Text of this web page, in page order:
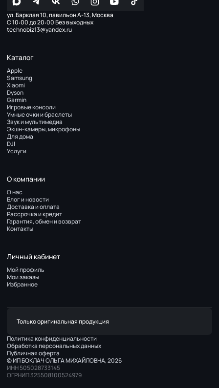
ул. Барклая 10, павильон А-13, Москва
С 10:00 до 20:00 Без выходных
technobiz13@yandex.ru
Каталог
Apple
Samsung
Xiaomi
Dyson
Garmin
Игровые консоли
Умные очки и браслеты
Звук и мультимедиа
Экшн-камеры, микрофоны
Для дома
DJI
Услуги
О компании
О нас
Блог и новости
Доставка и оплата
Рассрочка и кредит
Гарантия, обмен и возврат
Контакты
Личный кабинет
Мой профиль
Мои заказы
Избранное
Только оригинальная продукция
Политика конфиденциальности
Обработка персональных данных
Публичная оферта
© ИП БОКЛАЧ ОЛЬГА МИХАЙЛОВНА, 2026
ИНН 505028733145
ОГРНИП 325508100524979